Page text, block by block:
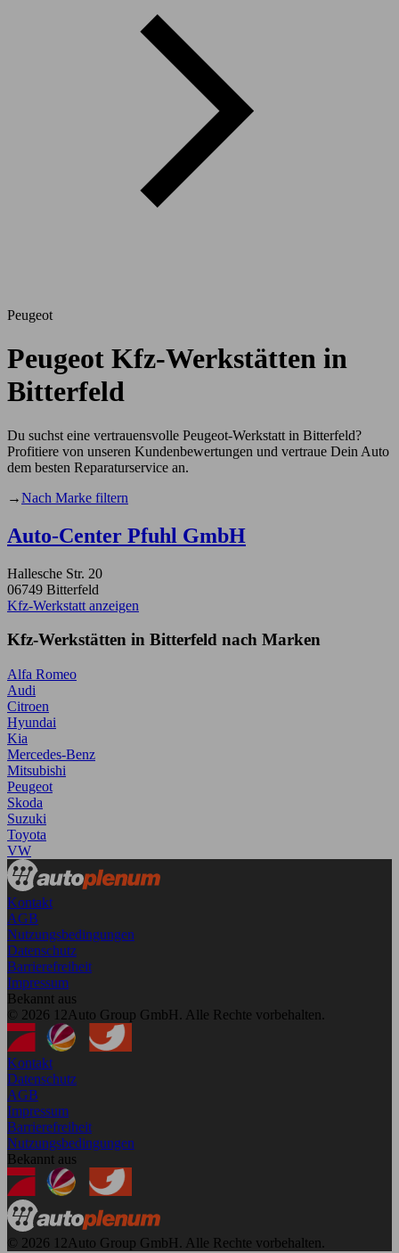
Peugeot
Peugeot Kfz-Werkstätten in
Bitterfeld
Du suchst eine vertrauensvolle Peugeot-Werkstatt in Bitterfeld?
Profitiere von unseren Kundenbewertungen und vertraue Dein Auto
dem besten Reparaturservice an.
→Nach Marke filtern
Auto-Center Pfuhl GmbH
Hallesche Str. 20
06749 Bitterfeld
Kfz-Werkstatt anzeigen
Kfz-Werkstätten in Bitterfeld nach Marken
Alfa Romeo
Audi
Citroen
Hyundai
Kia
Mercedes-Benz
Mitsubishi
Peugeot
Skoda
Suzuki
Toyota
VW
Kontakt
AGB
Nutzungsbedingungen
Datenschutz
Barrierefreiheit
Impressum
Bekannt aus
© 2026 12Auto Group GmbH. Alle Rechte vorbehalten.
Kontakt
Datenschutz
AGB
Impressum
Barrierefreiheit
Nutzungsbedingungen
Bekannt aus
© 2026 12Auto Group GmbH. Alle Rechte vorbehalten.